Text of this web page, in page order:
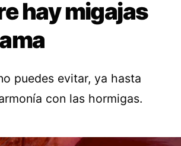
hay migajas
puedes evitar, ya hasta
con las hormigas.